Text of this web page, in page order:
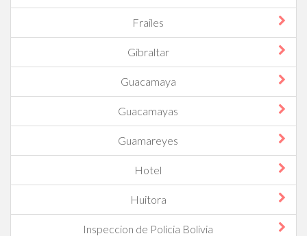
Frailes
Gibraltar
Guacamaya
Guacamayas
Guamareyes
Hotel
Huitora
Inspeccion de Policia Bolivia